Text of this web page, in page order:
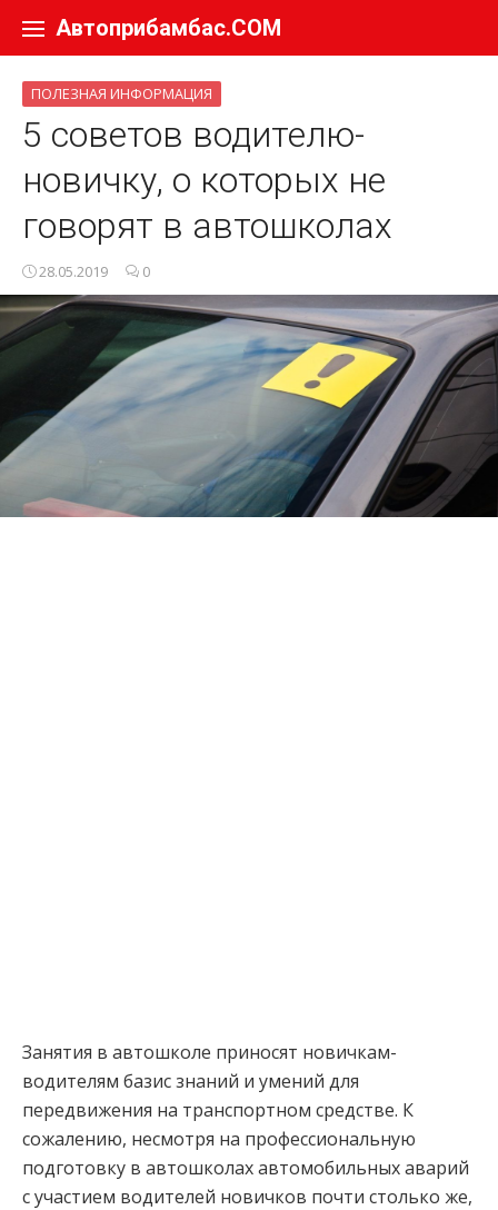
Автоприбамбас.COM
ПОЛЕЗНАЯ ИНФОРМАЦИЯ
5 советов водителю-
новичку, о которых не
говорят в автошколах
28.05.2019 0
Занятия в автошколе приносят новичкам-
водителям базис знаний и умений для
передвижения на транспортном средстве. К
сожалению, несмотря на профессиональную
подготовку в автошколах автомобильных аварий
с участием водителей новичков почти столько же,